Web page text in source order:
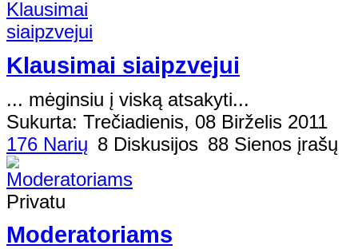
Klausimai siaipzvejui
... mėginsiu į viską atsakyti...
Sukurta: Trečiadienis, 08 Birželis 2011
176 Narių 8 Diskusijos 88 Sienos įrašų
Privatu
Moderatoriams